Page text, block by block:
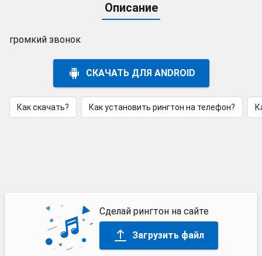
Описание
громкий звонок
СКАЧАТЬ ДЛЯ ANDROID
Как скачать? Как установить рингтон на телефон?
Сделай рингтон на сайте
Загрузить файл